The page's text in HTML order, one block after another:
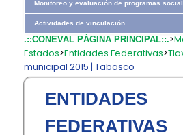
Monitoreo y evaluación de programas
Actividades de vinculación
.::CONEVAL PÁGINA PRINCIPAL::.>
Estados>Entidades Federativas>
municipal 2015 | Tabasco
ENTIDADES
FEDERATIVAS